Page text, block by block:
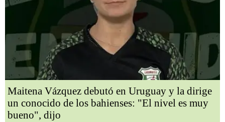
Maitena Vázquez debutó en Uruguay y la dirige
un conocido de los bahienses: "El nivel es muy
bueno", dijo